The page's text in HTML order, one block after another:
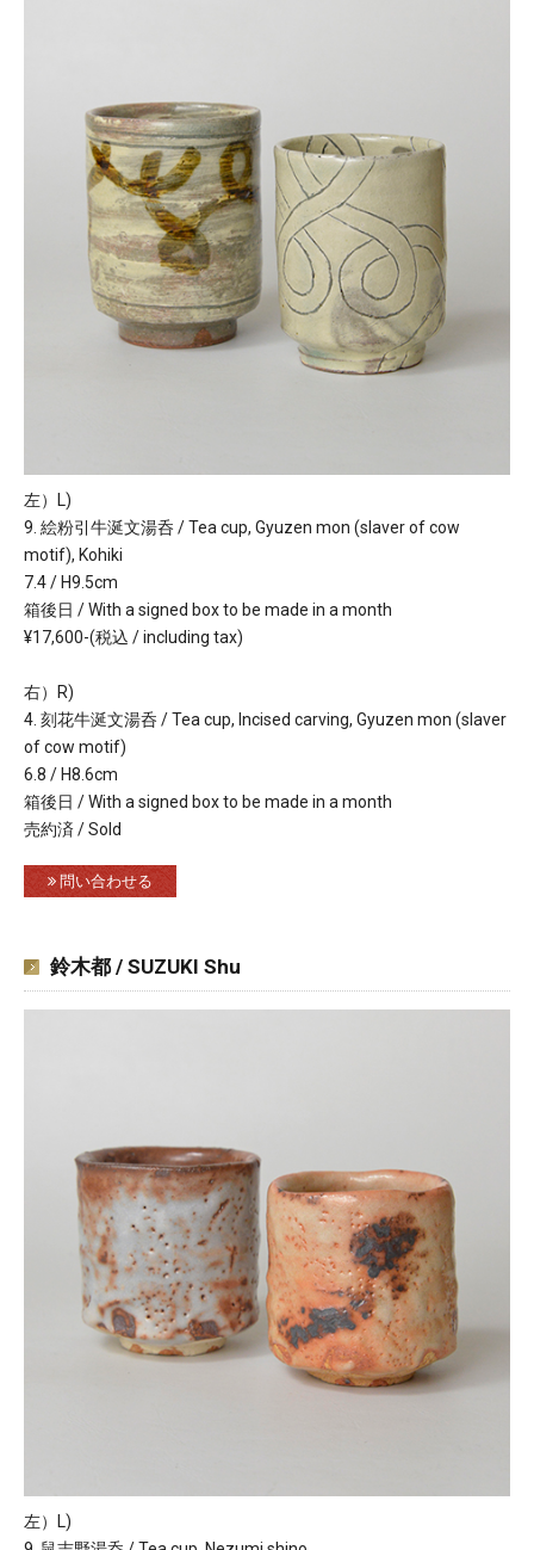
左）L)
9. 絵粉引牛涎文湯呑 / Tea cup, Gyuzen mon (slaver of cow
motif), Kohiki
7.4 / H9.5cm
箱後日 / With a signed box to be made in a month
¥17,600-(税込 / including tax)
右）R)
4. 刻花牛涎文湯呑 / Tea cup, Incised carving, Gyuzen mon (slaver
of cow motif)
6.8 / H8.6cm
箱後日 / With a signed box to be made in a month
売約済 / Sold
問い合わせる
鈴木都 / SUZUKI Shu
左）L)